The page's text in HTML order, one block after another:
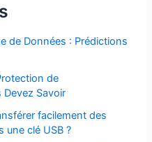
de Données : Prédictions
de
Devez Savoir
facilement des
une clé USB ?